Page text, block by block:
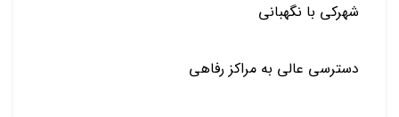
شهرکی با نگهبانی
دسترسی عالی به مراکز رفاهی